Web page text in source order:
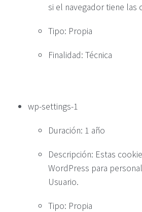
si el navegador tiene las
Tipo: Propia
Finalidad: Técnica
wp-settings-1
Duración: 1 año
Descripción: Estas
WordPress para
Usuario.
Tipo: Propia